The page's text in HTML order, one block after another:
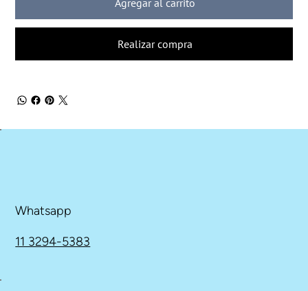
Agregar al carrito
Realizar compra
Whatsapp
11 3294-5383